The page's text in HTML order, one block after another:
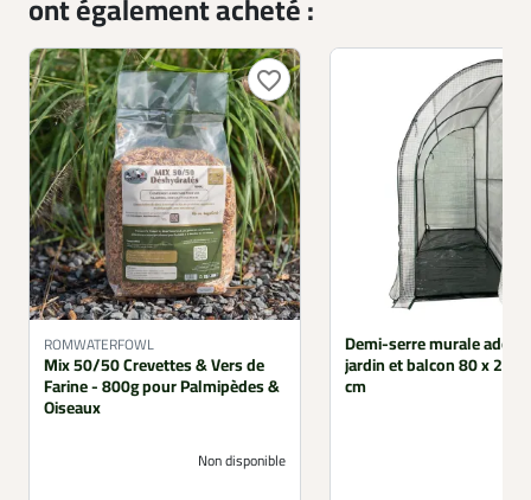
ont également acheté :
favorite_border
ROMWATERFOWL
Mix 50/50 Crevettes & Vers de
Farine - 800g pour Palmipèdes &
Oiseaux
Non disponible
Demi-serre murale
jardin et balcon 80 x 200
cm